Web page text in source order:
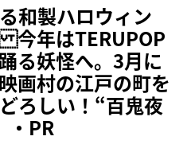
和製ハロウィン
今年はTERUPOP
る妖怪へ。3月に
画村の江戸の町を
ろしい！“百鬼夜
・PR